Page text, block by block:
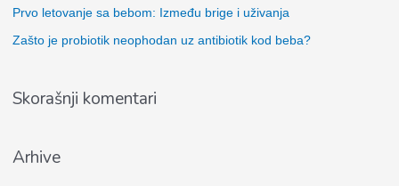
a
Prvo letovanje sa bebom: Između brige i uživanja
Zašto je probiotik neophodan uz antibiotik kod beba?
Skorašnji komentari
Arhive